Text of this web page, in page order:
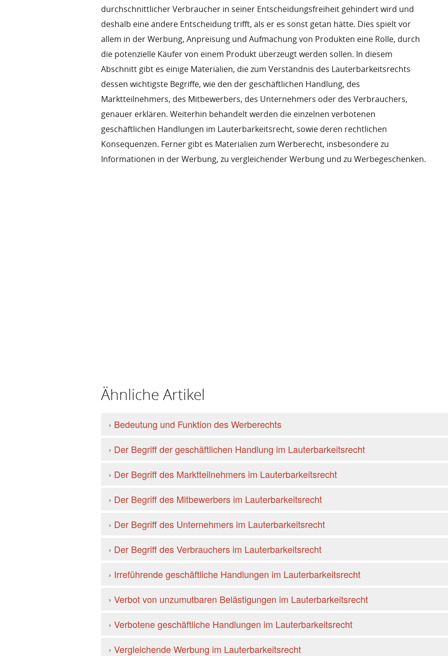
durchschnittlicher Verbraucher in seiner Entscheidungsfreiheit gehindert wird und
deshalb eine andere Entscheidung trifft, als er es sonst getan hätte. Dies spielt vor
allem in der Werbung, Anpreisung und Aufmachung von Produkten eine Rolle, durch
die potenzielle Käufer von einem Produkt überzeugt werden sollen. In diesem
Abschnitt gibt es einige Materialien, die zum Verständnis des Lauterbarkeitsrechts
dessen wichtigste Begriffe, wie den der geschäftlichen Handlung, des
Marktteilnehmers, des Mitbewerbers, des Unternehmers oder des Verbrauchers,
genauer erklären. Weiterhin behandelt werden die einzelnen verbotenen
geschäftlichen Handlungen im Lauterbarkeitsrecht, sowie deren rechtlichen
Konsequenzen. Ferner gibt es Materialien zum Werberecht, insbesondere zu
Informationen in der Werbung, zu vergleichender Werbung und zu Werbegeschenken.
Ähnliche Artikel
› Bedeutung und Funktion des Werberechts
› Der Begriff der geschäftlichen Handlung im Lauterbarkeitsrecht
› Der Begriff des Marktteilnehmers im Lauterbarkeitsrecht
› Der Begriff des Mitbewerbers im Lauterbarkeitsrecht
› Der Begriff des Unternehmers im Lauterbarkeitsrecht
› Der Begriff des Verbrauchers im Lauterbarkeitsrecht
› Irreführende geschäftliche Handlungen im Lauterbarkeitsrecht
› Verbot von unzumutbaren Belästigungen im Lauterbarkeitsrecht
› Verbotene geschäftliche Handlungen im Lauterbarkeitsrecht
› Vergleichende Werbung im Lauterbarkeitsrecht